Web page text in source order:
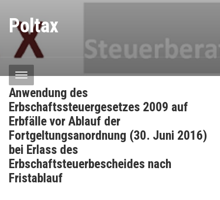
Poltax
Anwendung des
Erbschaftssteuergesetzes 2009 auf
Erbfälle vor Ablauf der
Fortgeltungsanordnung (30. Juni 2016)
bei Erlass des
Erbschaftsteuerbescheides nach
Fristablauf